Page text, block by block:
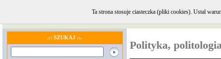
REGULAMIN · KOMENTARZE
.:: SZUKAJ ::.
Polityka,
Ta strona stosuje ciasteczka (pliki cookies). Ustal